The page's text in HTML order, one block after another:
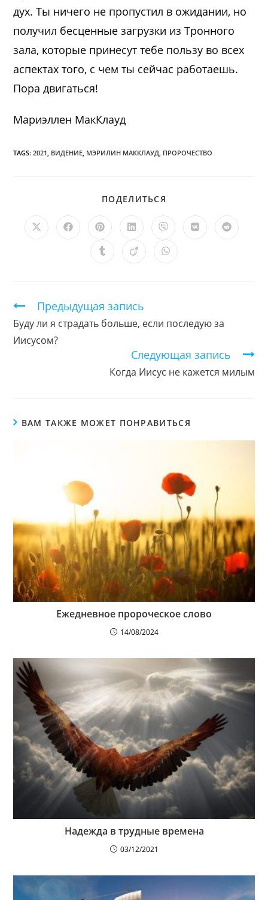
дух. Ты ничего не пропустил в ожидании, но
получил бесценные загрузки из Тронного
зала, которые принесут тебе пользу во всех
аспектах того, с чем ты сейчас работаешь.
Пора двигаться!
Мариэллен МакКлауд
TAGS:2021 ВИДЕНИЕ МЭРИЛИН МАККЛАУД ПРОРОЧЕСТВО
ПОДЕЛИТЬСЯ
Открывается
Открывается
новом
Открывается
в
новом
Открывается
новом
Открывается
новом
Открывается
Открывается
ОткрываетсяОткрывается
Продолжить
чтение
Предыдущая запись
Буду ли я страдать больше, если последую за
Иисусом?
Следующая запись
Когда Иисус не кажется милым
ВАМ ТАКЖЕ МОЖЕТ ПОНРАВИТЬСЯ
Ежедневное пророческое слово
14/08/2024
Надежда в трудные времена
03/12/2021